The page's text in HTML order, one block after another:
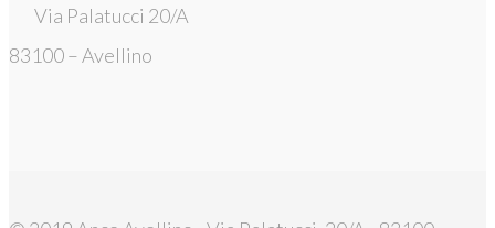
Via Palatucci 20/A
83100 – Avellino